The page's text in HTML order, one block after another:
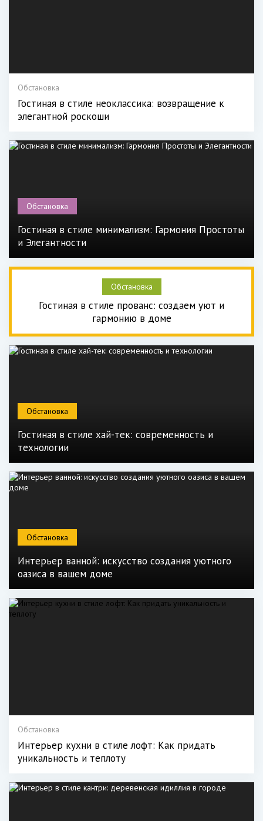
Обстановка
Гостиная в стиле неоклассика: возвращение к
элегантной роскоши
Обстановка
Гостиная в стиле минимализм: Гармония Простоты
и Элегантности
Обстановка
Гостиная в стиле прованс: создаем уют и
гармонию в доме
Обстановка
Гостиная в стиле хай-тек: современность и
технологии
Обстановка
Интерьер ванной: искусство создания уютного
оазиса в вашем доме
Обстановка
Интерьер кухни в стиле лофт: Как придать
уникальность и теплоту